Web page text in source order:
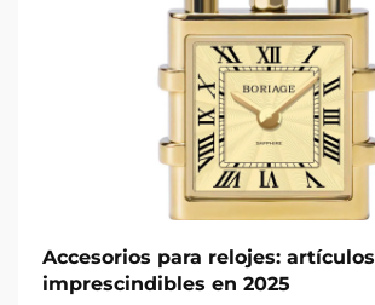
Accesorios para relojes: artículos
imprescindibles en 2025